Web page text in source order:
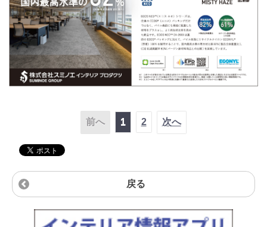
前へ 1 2 次へ
戻る